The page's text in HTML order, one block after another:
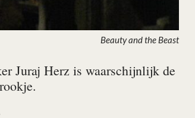
Beauty and the Beast
Juraj Herz is waarschijnlijk de